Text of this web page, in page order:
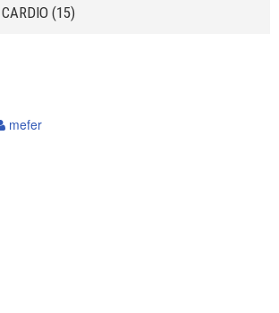
(15)
mefer